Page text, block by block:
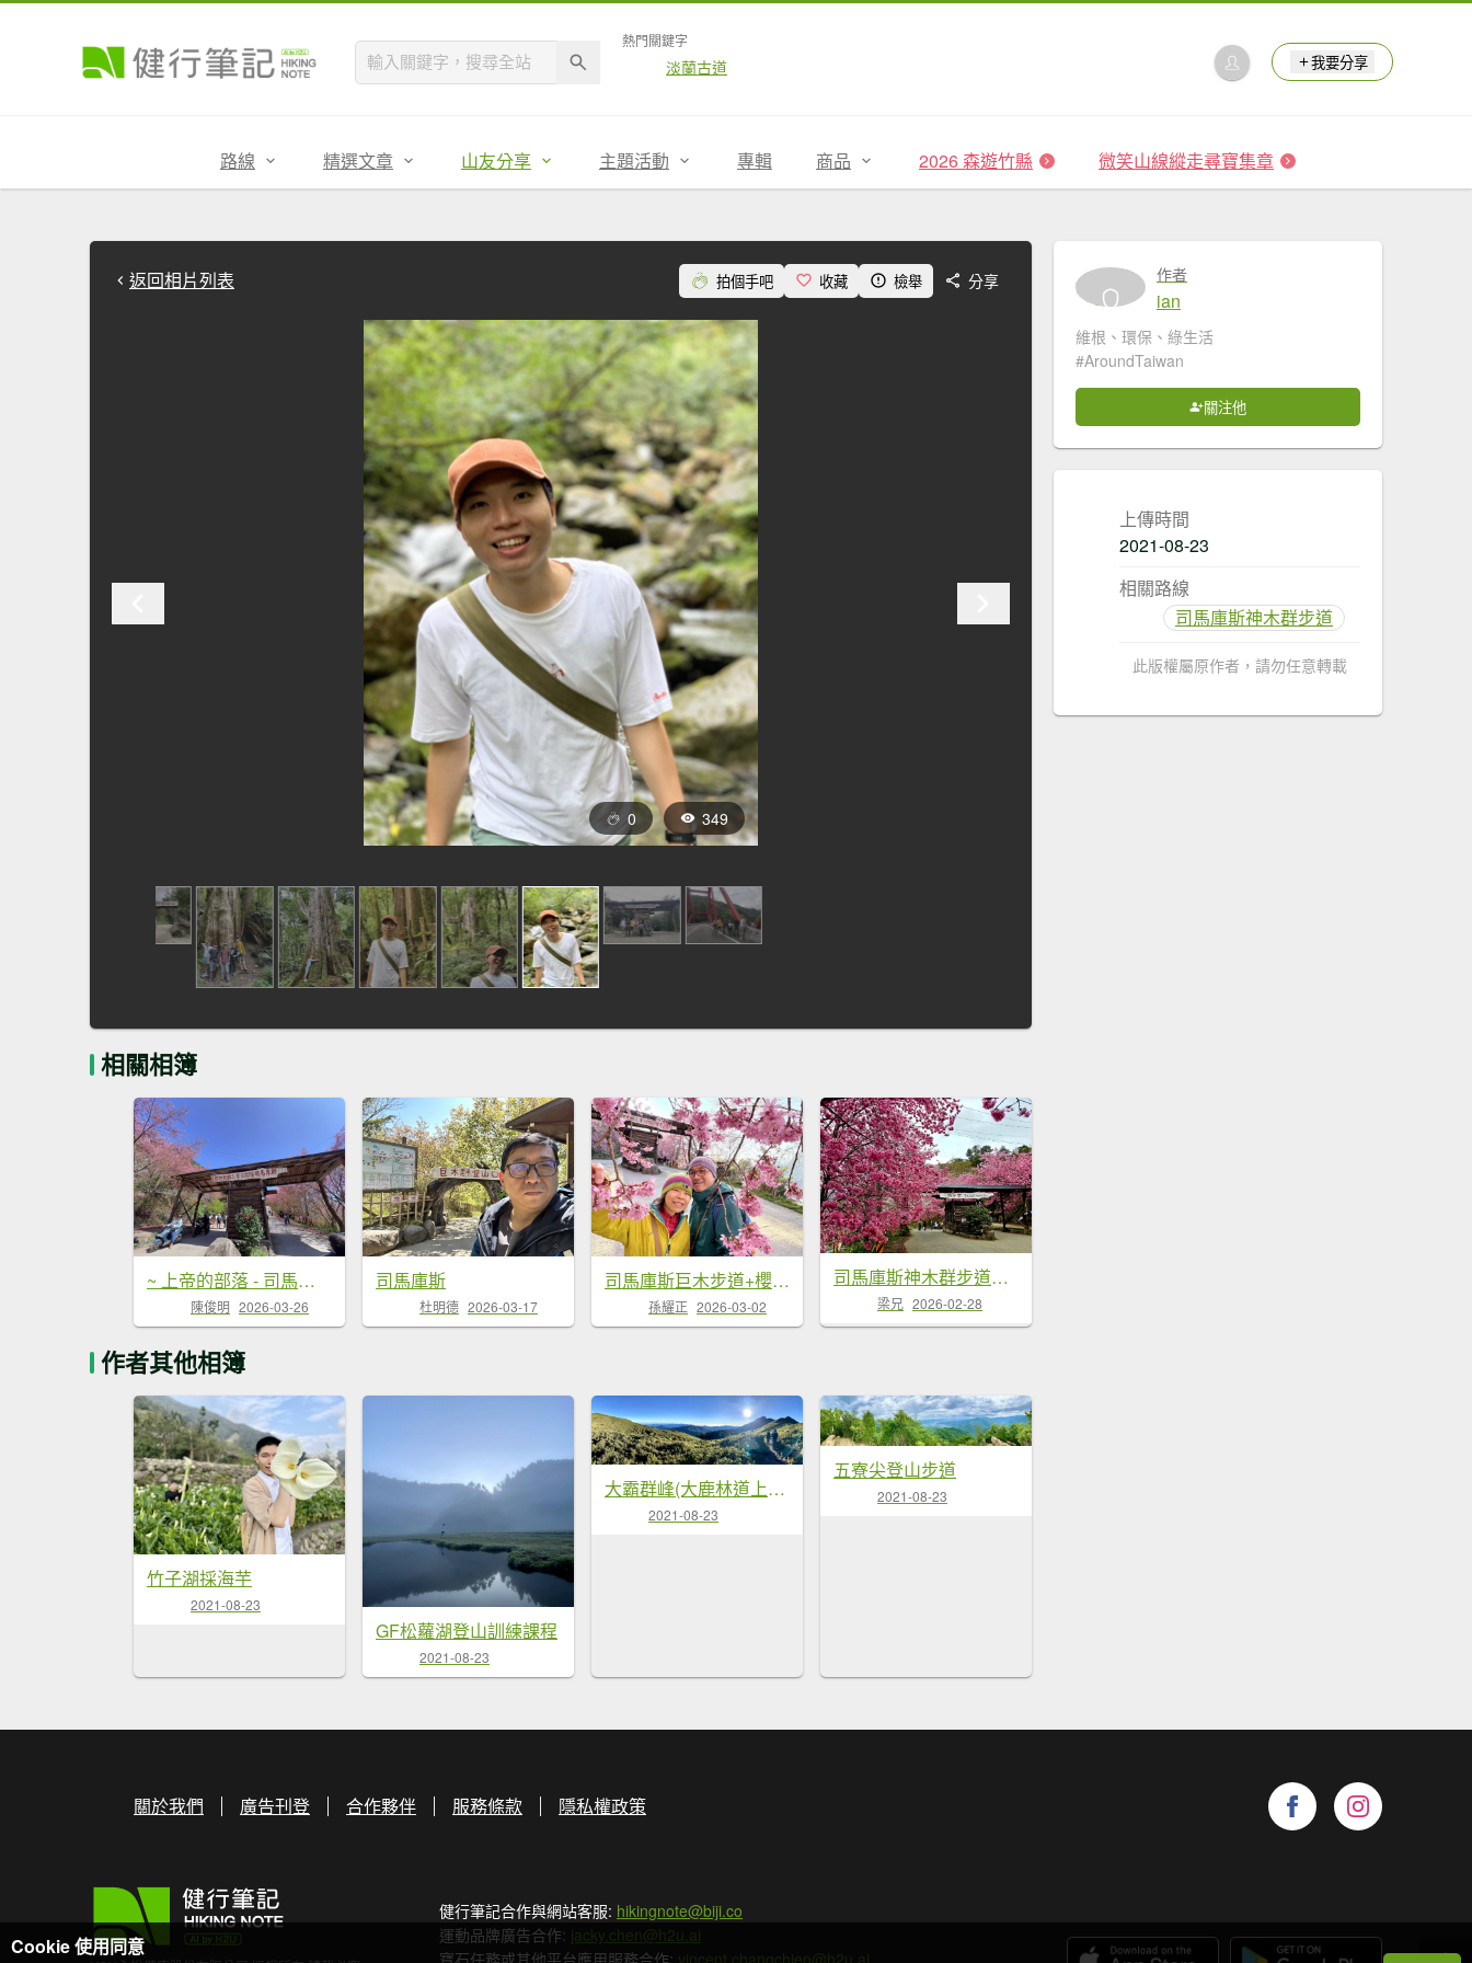
熱門關鍵字
淡蘭古道 我要分享
路線 精選文章 山友分享 主題活動 專輯 商品 2026 森遊竹縣 微笑山線縱走尋寶集章
返回相片列表 拍個手吧 收藏 檢舉 分享
0 349
相關相簿
~ 上帝的部落 - 司馬庫斯 ~
陳俊明 2026-03-26
司馬庫斯
杜明德 2026-03-17
司馬庫斯巨木步道+櫻花祭20260219
孫耀正 2026-03-02
司馬庫斯神木群步道及櫻花季-(新竹)臺灣百大必訪步道
梁兄 2026-02-28
作者其他相簿
竹子湖採海芋
2021-08-23
GF松蘿湖登山訓練課程
2021-08-23
大霸群峰(大鹿林道上九九山莊)
2021-08-23
五寮尖登山步道
2021-08-23
作者
ian
維根、環保、綠生活
#AroundTaiwan
關注他
上傳時間
2021-08-23
相關路線
司馬庫斯神木群步道
此版權屬原作者，請勿任意轉載
關於我們 廣告刊登 合作夥伴 服務條款 隱私權政策
健行筆記合作與網站客服: hikingnote@biji.co
運動品牌廣告合作: jacky.chen@h2u.ai
Cookie 使用同意